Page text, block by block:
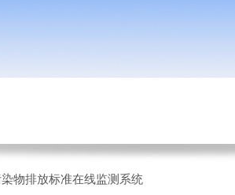
物排放标准在线监测系统